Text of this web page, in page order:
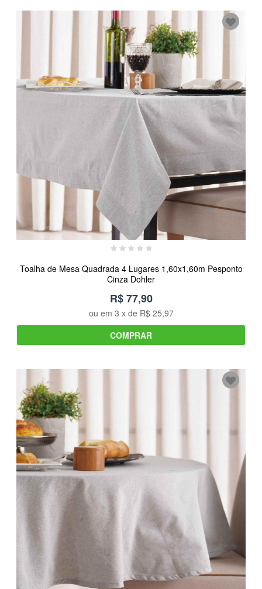
Toalha de Mesa Quadrada 4 Lugares 1,60x1,60m Pesponto
Cinza Dohler
R$ 77,90
ou em 3 x de R$ 25,97
COMPRAR